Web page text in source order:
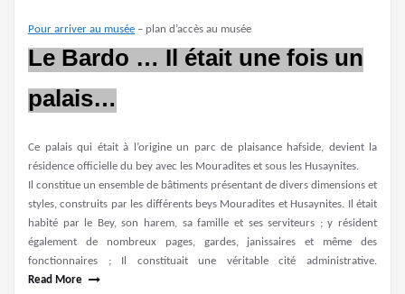
Pour arriver au musée – plan d’accès au musée
Le Bardo … Il était une fois un
palais…
Ce palais qui était à l’origine un parc de plaisance hafside, devient la
résidence officielle du bey avec les Mouradites et sous les Husaynites.
Il constitue un ensemble de bâtiments présentant de divers dimensions et
styles, construits par les différents beys Mouradites et Husaynites. Il était
habité par le Bey, son harem, sa famille et ses serviteurs ; y résident
également de nombreux pages, gardes, janissaires et même des
fonctionnaires ; Il constituait une véritable cité administrative.
Read More